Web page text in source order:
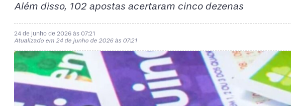
Além disso, 102 apostas acertaram cinco dezenas
24 de junho de 2026 às 07:21
Atualizado em 24 de junho de 2026 às 07:21